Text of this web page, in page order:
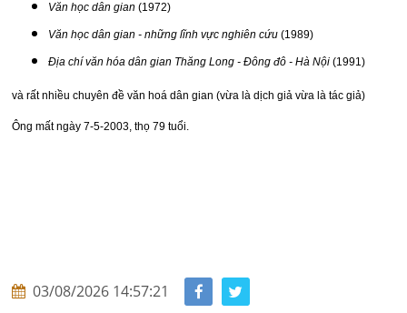
Văn học dân gian (1972)
Văn học dân gian - những lĩnh vực nghiên cứu (1989)
Địa chí văn hóa dân gian Thăng Long - Đông đô - Hà Nội (1991)
và rất nhiều chuyên đề văn hoá dân gian (vừa là dịch giả vừa là tác giả)
Ông mất ngày 7-5-2003, thọ 79 tuổi.
03/08/2026 14:57:21